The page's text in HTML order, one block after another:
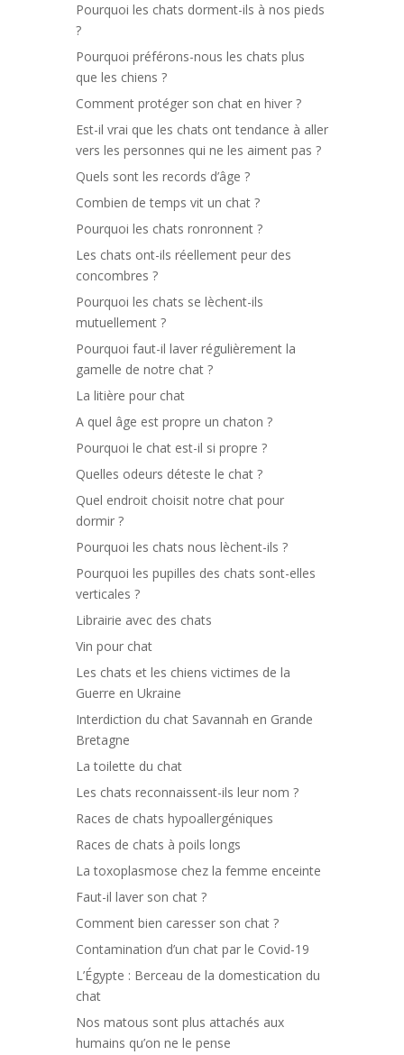
Pourquoi les chats dorment-ils à nos pieds
?
Pourquoi préférons-nous les chats plus
que les chiens ?
Comment protéger son chat en hiver ?
Est-il vrai que les chats ont tendance à aller
vers les personnes qui ne les aiment pas ?
Quels sont les records d’âge ?
Combien de temps vit un chat ?
Pourquoi les chats ronronnent ?
Les chats ont-ils réellement peur des
concombres ?
Pourquoi les chats se lèchent-ils
mutuellement ?
Pourquoi faut-il laver régulièrement la
gamelle de notre chat ?
La litière pour chat
A quel âge est propre un chaton ?
Pourquoi le chat est-il si propre ?
Quelles odeurs déteste le chat ?
Quel endroit choisit notre chat pour
dormir ?
Pourquoi les chats nous lèchent-ils ?
Pourquoi les pupilles des chats sont-elles
verticales ?
Librairie avec des chats
Vin pour chat
Les chats et les chiens victimes de la
Guerre en Ukraine
Interdiction du chat Savannah en Grande
Bretagne
La toilette du chat
Les chats reconnaissent-ils leur nom ?
Races de chats hypoallergéniques
Races de chats à poils longs
La toxoplasmose chez la femme enceinte
Faut-il laver son chat ?
Comment bien caresser son chat ?
Contamination d’un chat par le Covid-19
L’Égypte : Berceau de la domestication du
chat
Nos matous sont plus attachés aux
humains qu’on ne le pense